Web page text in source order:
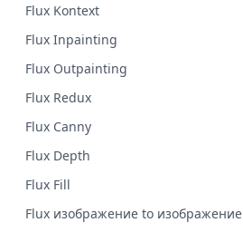
Flux Kontext
Flux Inpainting
Flux Outpainting
Flux Redux
Flux Canny
Flux Depth
Flux Fill
Flux изображение to изображение